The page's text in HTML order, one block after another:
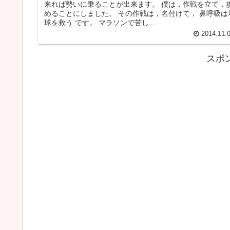
来れば勢いに乗ることが出来ます。 僕は，作戦を立て，
めることにしました。 その作戦は，名付けて， 鼻呼吸は
球を救う です。 マラソンで苦し...
スポ